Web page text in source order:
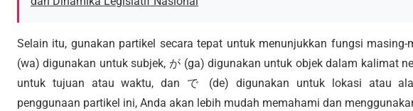
Selain itu, gunakan partikel secara tepat untuk menunjukkan fungsi masing-
(wa) digunakan untuk subjek, が (ga) digunakan untuk objek dalam kalimat
untuk tujuan atau waktu, dan で (de) digunakan untuk lokasi atau
penggunaan partikel ini, Anda akan lebih mudah memahami dan